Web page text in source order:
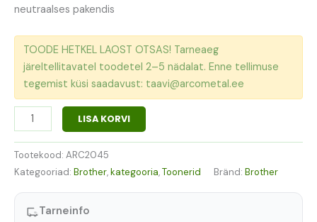
neutraalses pakendis
TOODE HETKEL LAOST OTSAS! Tarneaeg
järeltellitavatel toodetel 2–5 nädalat. Enne tellimuse
tegemist küsi saadavust: taavi@arcometal.ee
LISA KORVI
Tootekood: ARC2045
Kategooriad: Brother,kategooria,Toonerid Bränd: Brother
Tarneinfo